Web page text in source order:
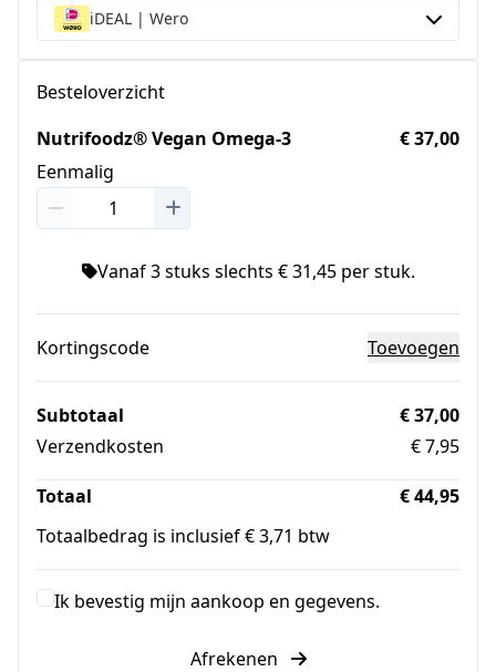
iDEAL | Wero
Besteloverzicht
Nutrifoodz® Vegan Omega-3
Eenmalig
€ 37,00
Vanaf 3 stuks slechts € 31,45 per stuk.
Kortingscode Toevoegen
Subtotaal
€ 37,00
Verzendkosten
€ 7,95
Totaal
€ 44,95
Totaalbedrag is inclusief € 3,71 btw
Ik bevestig mijn aankoop en gegevens.
Afrekenen